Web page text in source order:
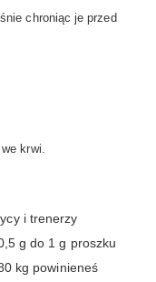
chroniąc je przed
krwi.
i trenerzy
g do 1 g proszku
kg powinieneś